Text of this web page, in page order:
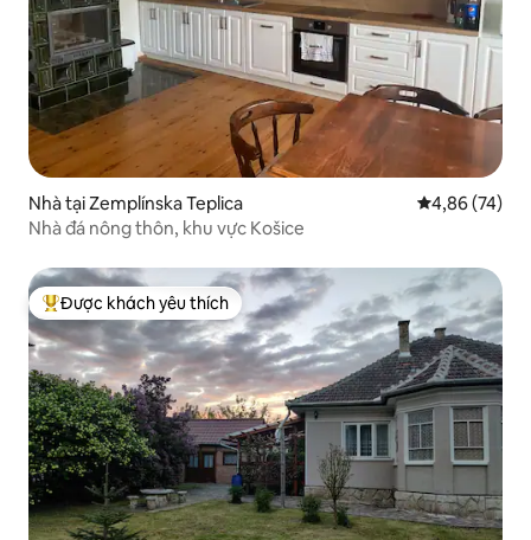
Nhà tại Zemplínska Teplica Xếp hạng
4,86 (74)
Nhà đá nông thôn, khu vực Košice
Được khách yêu thích nhất
Được khách yêu thích